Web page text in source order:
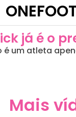
já é o
um atleta
Mais